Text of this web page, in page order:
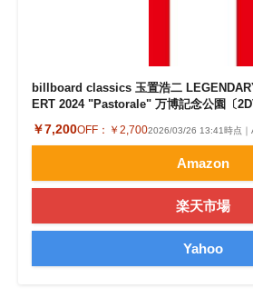
billboard classics 玉置浩二
ERT 2024 "Pastorale" 万博記念公園〔
￥7,200OFF： ￥2,7002026/03/26 13:41時点｜
Amazon
楽天市場
Yahoo